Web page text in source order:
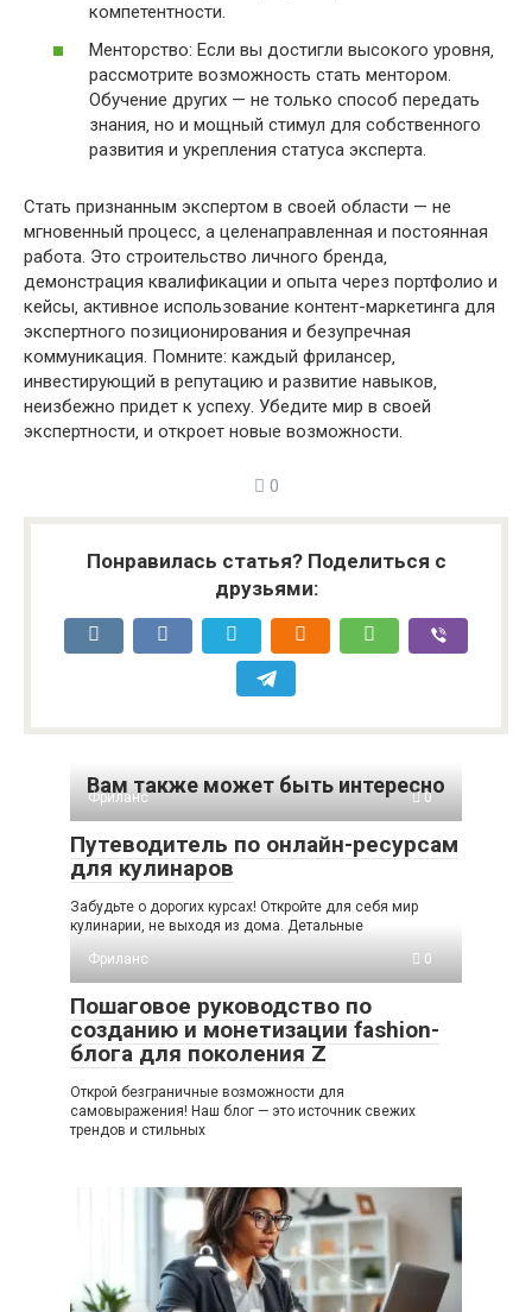
компетентности.
Менторство: Если вы достигли высокого уровня‚
рассмотрите возможность стать ментором.
Обучение других — не только способ передать
знания‚ но и мощный стимул для собственного
развития и укрепления статуса эксперта.
Стать признанным экспертом в своей области — не
мгновенный процесс‚ а целенаправленная и постоянная
работа. Это строительство личного бренда‚
демонстрация квалификации и опыта через портфолио и
кейсы‚ активное использование контент-маркетинга для
экспертного позиционирования и безупречная
коммуникация. Помните: каждый фрилансер‚
инвестирующий в репутацию и развитие навыков‚
неизбежно придет к успеху. Убедите мир в своей
экспертности‚ и откроет новые возможности.
0
Понравилась статья? Поделиться с
друзьями:
Вам также может быть интересно
Фриланс 0
Путеводитель по онлайн-ресурсам
для кулинаров
Забудьте о дорогих курсах! Откройте для себя мир
кулинарии, не выходя из дома. Детальные
Фриланс
0
Пошаговое руководство по
созданию и монетизации fashion-
блога для поколения Z
Открой безграничные возможности для
самовыражения! Наш блог — это источник свежих
трендов и стильных